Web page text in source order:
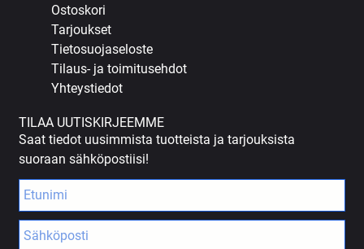
Ostoskori
Tarjoukset
Tietosuojaseloste
Tilaus- ja toimitusehdot
Yhteystiedot
TILAA UUTISKIRJEEMME
Saat tiedot uusimmista tuotteista ja tarjouksista
suoraan sähköpostiisi!